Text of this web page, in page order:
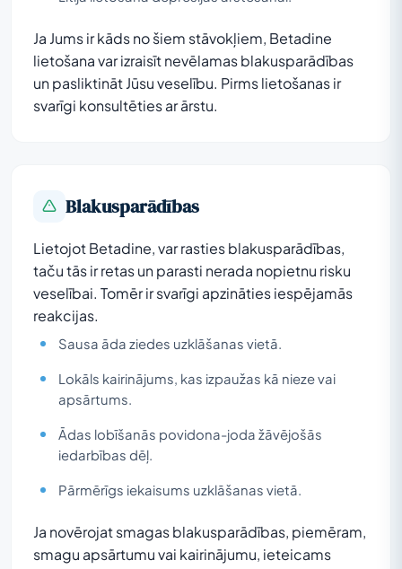
Ja Jums ir kāds no šiem stāvokļiem, Betadine
lietošana var izraisīt nevēlamas blakusparādības
un pasliktināt Jūsu veselību. Pirms lietošanas ir
svarīgi konsultēties ar ārstu.
Blakusparādības
Lietojot Betadine, var rasties blakusparādības,
taču tās ir retas un parasti nerada nopietnu risku
veselībai. Tomēr ir svarīgi apzināties iespējamās
reakcijas.
Sausa āda ziedes uzklāšanas vietā.
Lokāls kairinājums, kas izpaužas kā nieze vai
apsārtums.
Ādas lobīšanās povidona-joda žāvējošās
iedarbības dēļ.
Pārmērīgs iekaisums uzklāšanas vietā.
Ja novērojat smagas blakusparādības, piemēram,
smagu apsārtumu vai kairinājumu, ieteicams